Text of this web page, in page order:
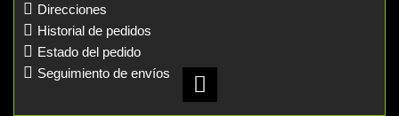
Direcciones
Historial de pedidos
Estado del pedido
Seguimiento de envíos